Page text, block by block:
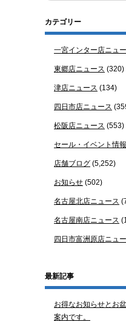
カテゴリー
一宮インター店ニュ
東郷店ニュース (320)
津店ニュース (134)
四日市店ニュース
松阪店ニュース (553)
セール・イベント情報
店舗ブログ (5,252)
お知らせ (502)
名古屋北店ニュース
名古屋南店ニュース
四日市富洲原店ニュ
最新記事
お得なお知らせとお
案内です。